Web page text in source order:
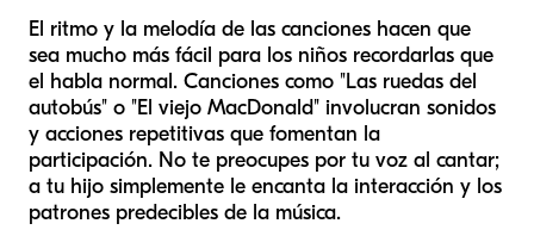
El ritmo y la melodía de las canciones hacen que
sea mucho más fácil para los niños recordarlas que
el habla normal. Canciones como "Las ruedas del
autobús" o "El viejo MacDonald" involucran sonidos
y acciones repetitivas que fomentan la
participación. No te preocupes por tu voz al cantar;
a tu hijo simplemente le encanta la interacción y los
patrones predecibles de la música.